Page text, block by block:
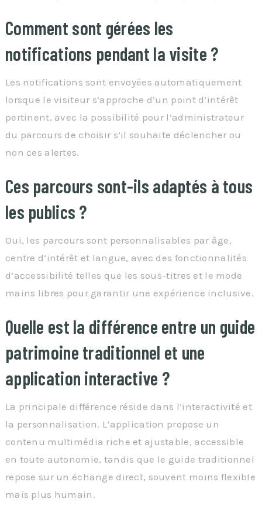
Comment sont gérées les
notifications pendant la visite ?
Les notifications sont envoyées automatiquement
lorsque le visiteur s’approche d’un point d’intérêt
pertinent, avec la possibilité pour l’administrateur
du parcours de choisir s’il souhaite déclencher ou
non ces alertes.
Ces parcours sont-ils adaptés à tous
les publics ?
Oui, les parcours sont personnalisables par âge,
centre d’intérêt et langue, avec des fonctionnalités
d’accessibilité telles que les sous-titres et le mode
mains libres pour garantir une expérience inclusive.
Quelle est la différence entre un guide
patrimoine traditionnel et une
application interactive ?
La principale différence réside dans l’interactivité et
la personnalisation. L’application propose un
contenu multimédia riche et ajustable, accessible
en toute autonomie, tandis que le guide traditionnel
repose sur un échange direct, souvent moins flexible
mais plus humain.